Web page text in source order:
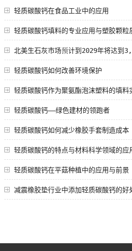
轻质碳酸钙在食品工业中的应用
轻质碳酸钙填料的专业应用与塑胶颗粒
北美生石灰市场预计到2029年将达到
万美元
轻质碳酸钙如何改善环境保护
轻质碳酸钙作为聚氨酯泡沫塑料的填料
轻质碳酸钙——绿色建材的领跑者
轻质碳酸钙如何减少橡胶手套制造成本
轻质碳酸钙的特点与材料科学领域的应
轻质碳酸钙在平菇种植中的应用与前景
减震橡胶垫行业中添加轻质碳酸钙的好